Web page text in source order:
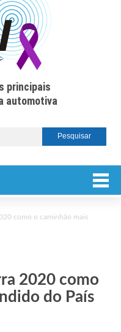
principais
automotiva
como o caminhão mais
2020 como
do País